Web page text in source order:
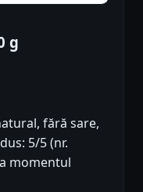
g
fără sare,
5/5 (nr.
momentul